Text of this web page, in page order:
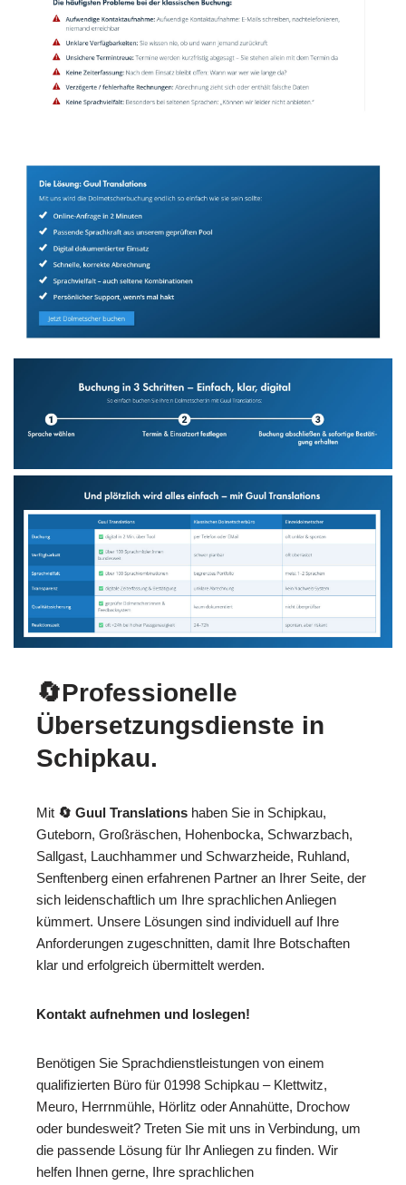
🔄Professionelle
Übersetzungsdienste in
Schipkau.
Mit 🔄 Guul Translations haben Sie in Schipkau,
Guteborn, Großräschen, Hohenbocka, Schwarzbach,
Sallgast, Lauchhammer und Schwarzheide, Ruhland,
Senftenberg einen erfahrenen Partner an Ihrer Seite, der
sich leidenschaftlich um Ihre sprachlichen Anliegen
kümmert. Unsere Lösungen sind individuell auf Ihre
Anforderungen zugeschnitten, damit Ihre Botschaften
klar und erfolgreich übermittelt werden.
Kontakt aufnehmen und loslegen!
Benötigen Sie Sprachdienstleistungen von einem
qualifizierten Büro für 01998 Schipkau – Klettwitz,
Meuro, Herrnmühle, Hörlitz oder Annahütte, Drochow
oder bundesweit? Treten Sie mit uns in Verbindung, um
die passende Lösung für Ihr Anliegen zu finden. Wir
helfen Ihnen gerne, Ihre sprachlichen